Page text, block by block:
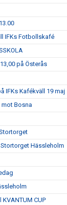
IFKs Fotbollskafé
på Österås
IFKs Kafékväll 19 maj
mot Bosna
Hässleholm
CUP